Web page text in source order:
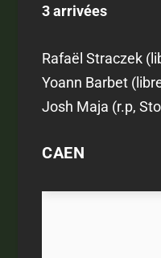
3 arrivées
Rafaël Straczek
Yoann Barbet
Josh Maja (r.p,
CAEN